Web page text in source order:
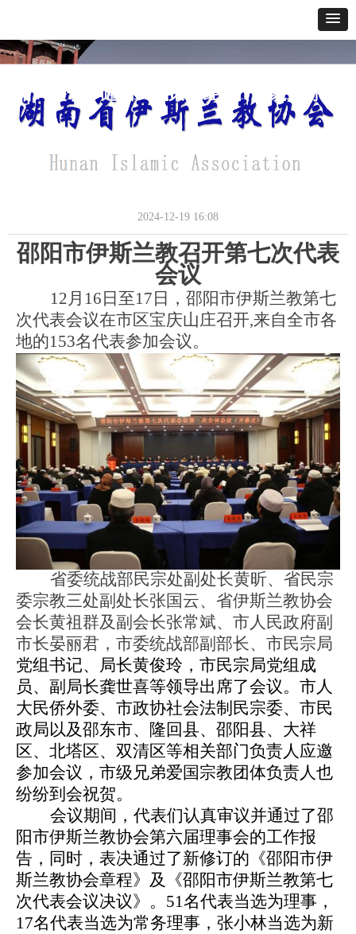
网站首页 通讯报道 政策法规 经典教义 寺貌风采
邵阳市伊斯兰教召开第七次代表会议
2024-12-19 16:08
邵阳市伊斯兰教召开第七次代表
会议
12月16日至17日，邵阳市伊斯兰教第七
次代表会议在市区宝庆山庄召开,来自全市各
地的153名代表参加会议。
省委统战部民宗处副处长黄昕、省民宗
委宗教三处副处长张国云、省伊斯兰教协会
会长黄祖群及副会长张常斌、市人民政府副
市长晏丽君，市委统战部副部长、市民宗局
党组书记、局长黄俊玲，市民宗局党组成
员、副局长龚世喜等领导出席了会议。市人
大民侨外委、市政协社会法制民宗委、市民
政局以及邵东市、隆回县、邵阳县、大祥
区、北塔区、双清区等相关部门负责人应邀
参加会议，市级兄弟爱国宗教团体负责人也
纷纷到会祝贺。
会议期间，代表们认真审议并通过了邵
阳市伊斯兰教协会第六届理事会的工作报
告，同时，表决通过了新修订的《邵阳市伊
斯兰教协会章程》及《邵阳市伊斯兰教第七
次代表会议决议》。51名代表当选为理事，
17名代表当选为常务理事，张小林当选为新